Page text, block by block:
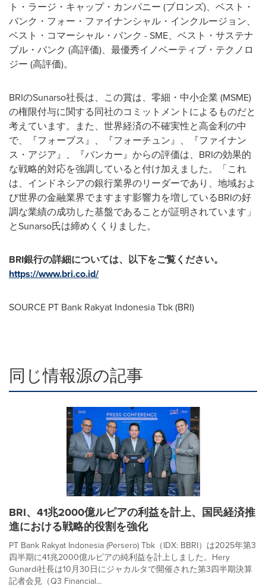
ト・ラージ・キャップ・カンパニー (ブロンズ)、ベスト・
バンク・フォー・ファイナンシャル・インクルージョン、
ベスト・コマーシャル・バンク - SME、ベスト・サステナ
ブル・バンク (高評価)、最優秀イノベーティブ・テクノロ
ジー (高評価)。
BRIのSunarso社長は、この賞は、零細・中小企業 (MSME)
の権限付与に関する同社のコミットメントによるものだと
考えています。また、世界経済の不確実性と高金利の中
で、『フォーブス』、『フォーチュン』、『ファイナン
ス・アジア』、『バンカー』からの評価は、BRIの効果的
な戦略的対応を強調していると付け加えました。「これ
は、インドネシアの銀行業界のリーダーであり、地域およ
び世界の金融業界でますます影響力を増しているBRIの好
調な業績の成功した基盤であることが証明されています」
とSunarso氏は締めくくりました。
BRI銀行の詳細については、以下をご覧ください。
https://www.bri.co.id/
SOURCE PT Bank Rakyat Indonesia Tbk (BRI)
同じ情報源の記事
BRI、41兆2000億ルピアの利益を計上、国民経済推
進における戦略的役割を強化
PT Bank Rakyat Indonesia (Persero) Tbk（IDX: BBRI）は2025年第3
四半期に41兆2000億ルピアの純利益を計上しました。Hery
Gunardi社長は10月30日にジャカルタで開催された第3四半期決算
記者会見（Q3 Financial...